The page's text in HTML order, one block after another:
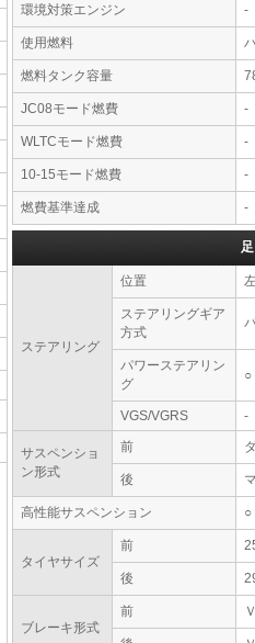
環境対策エンジン -
使用燃料
燃料タンク容量
JC08モード燃費 -
WLTCモード燃費 -
10-15モード燃費 -
燃費基準達成 -
ステアリング
位置
ステアリングギア
方式
パワーステアリン
グ
○
VGS/VGRS -
サスペンショ
ン形式
前
後
高性能サスペンション ○
タイヤサイズ
前
後
ブレーキ形式
前